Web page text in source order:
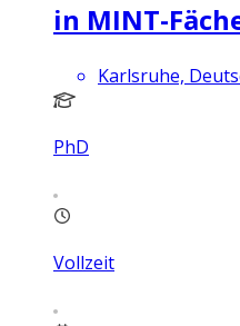
in MINT-
Karlsruhe,
PhD
Vollzeit